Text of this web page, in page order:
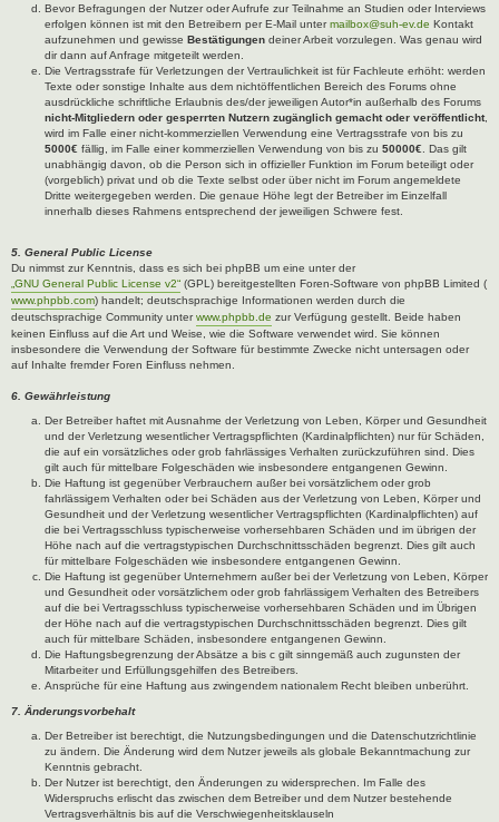
Bevor Befragungen der Nutzer oder Aufrufe zur Teilnahme an Studien oder Interviews
erfolgen können ist mit den Betreibern per E-Mail untermailbox@suh-ev.de Kontakt
aufzunehmen und gewisse Bestätigungen deiner Arbeit vorzulegen. Was genau wird
dir dann auf Anfrage mitgeteilt werden.
Die Vertragsstrafe für Verletzungen der Vertraulichkeit ist für Fachleute erhöht: werden
Texte oder sonstige Inhalte aus dem nichtöffentlichen Bereich des Forums ohne
ausdrückliche schriftliche Erlaubnis des/der jeweiligen Autor*in außerhalb des Forums
nicht-Mitgliedern oder gesperrten Nutzern zugänglich gemacht oder veröffentlicht,
wird im Falle einer nicht-kommerziellen Verwendung eine Vertragsstrafe von bis zu
5000€ fällig, im Falle einer kommerziellen Verwendung von bis zu 50000€ . Das gilt
unabhängig davon, ob die Person sich in offizieller Funktion im Forum beteiligt oder
(vorgeblich) privat und ob die Texte selbst oder über nicht im Forum angemeldete
Dritte weitergegeben werden. Die genaue Höhe legt der Betreiber im Einzelfall
innerhalb dieses Rahmens entsprechend der jeweiligen Schwere fest.
5. General Public License
Du nimmst zur Kenntnis, dass es sich bei phpBB um eine unter der
„GNU General Public License v2“ (GPL) bereitgestellten Foren-Software von phpBB Limited (
www.phpbb.com) handelt; deutschsprachige Informationen werden durch die
deutschsprachige Community unterwww.phpbb.de zur Verfügung gestellt. Beide haben
keinen Einfluss auf die Art und Weise, wie die Software verwendet wird. Sie können
insbesondere die Verwendung der Software für bestimmte Zwecke nicht untersagen oder
auf Inhalte fremder Foren Einfluss nehmen.
6. Gewährleistung
Der Betreiber haftet mit Ausnahme der Verletzung von Leben, Körper und Gesundheit
und der Verletzung wesentlicher Vertragspflichten (Kardinalpflichten) nur für Schäden,
die auf ein vorsätzliches oder grob fahrlässiges Verhalten zurückzuführen sind. Dies
gilt auch für mittelbare Folgeschäden wie insbesondere entgangenen Gewinn.
Die Haftung ist gegenüber Verbrauchern außer bei vorsätzlichem oder grob
fahrlässigem Verhalten oder bei Schäden aus der Verletzung von Leben, Körper und
Gesundheit und der Verletzung wesentlicher Vertragspflichten (Kardinalpflichten) auf
die bei Vertragsschluss typischerweise vorhersehbaren Schäden und im übrigen der
Höhe nach auf die vertragstypischen Durchschnittsschäden begrenzt. Dies gilt auch
für mittelbare Folgeschäden wie insbesondere entgangenen Gewinn.
Die Haftung ist gegenüber Unternehmern außer bei der Verletzung von Leben, Körper
und Gesundheit oder vorsätzlichem oder grob fahrlässigem Verhalten des Betreibers
auf die bei Vertragsschluss typischerweise vorhersehbaren Schäden und im Übrigen
der Höhe nach auf die vertragstypischen Durchschnittsschäden begrenzt. Dies gilt
auch für mittelbare Schäden, insbesondere entgangenen Gewinn.
Die Haftungsbegrenzung der Absätze a bis c gilt sinngemäß auch zugunsten der
Mitarbeiter und Erfüllungsgehilfen des Betreibers.
Ansprüche für eine Haftung aus zwingendem nationalem Recht bleiben unberührt.
7. Änderungsvorbehalt
Der Betreiber ist berechtigt, die Nutzungsbedingungen und die Datenschutzrichtlinie
zu ändern. Die Änderung wird dem Nutzer jeweils als globale Bekanntmachung zur
Kenntnis gebracht.
Der Nutzer ist berechtigt, den Änderungen zu widersprechen. Im Falle des
Widerspruchs erlischt das zwischen dem Betreiber und dem Nutzer bestehende
Vertragsverhältnis bis auf die Verschwiegenheitsklauseln